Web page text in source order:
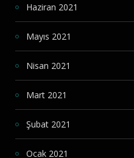
Haziran 2021
Mayıs 2021
Nisan 2021
Mart 2021
Şubat 2021
Ocak 2021